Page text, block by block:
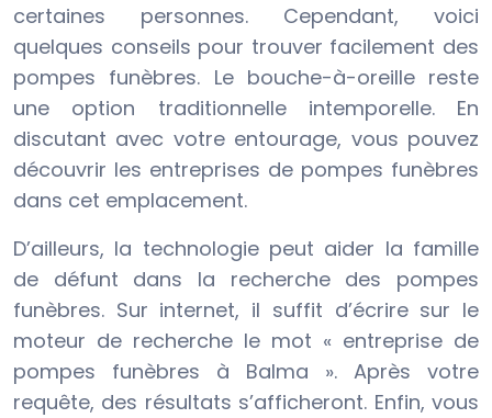
certaines personnes. Cependant, voici
quelques conseils pour trouver facilement des
pompes funèbres. Le bouche-à-oreille reste
une option traditionnelle intemporelle. En
discutant avec votre entourage, vous pouvez
découvrir les entreprises de pompes funèbres
dans cet emplacement.
D’ailleurs, la technologie peut aider la famille
de défunt dans la recherche des pompes
funèbres. Sur internet, il suffit d’écrire sur le
moteur de recherche le mot « entreprise de
pompes funèbres à Balma ». Après votre
requête, des résultats s’afficheront. Enfin, vous